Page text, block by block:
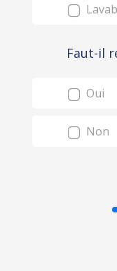
Faut-il
Oui
Non